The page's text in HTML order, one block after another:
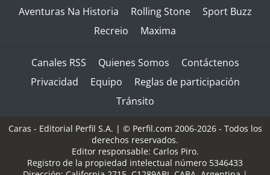
Aventuras Na Historia
Rolling Stone
Sport Buzz
Recreio
Maxima
Canales RSS Quienes Somos
Contáctenos
Privacidad
Equipo
Reglas de participación
Tránsito
Caras - Editorial Perfil S.A. | © Perfil.com 2006-2026 - Todos los
derechos reservados.
Editor responsable: Carlos Piro.
Registro de la propiedad intelectual número 5346433